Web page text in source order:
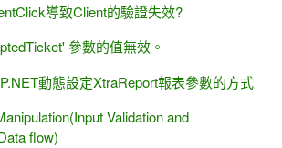
導致Client的驗證失效?
參數的值無效。
動態設定XtraReport報表參數的方式
Validation and
flow)